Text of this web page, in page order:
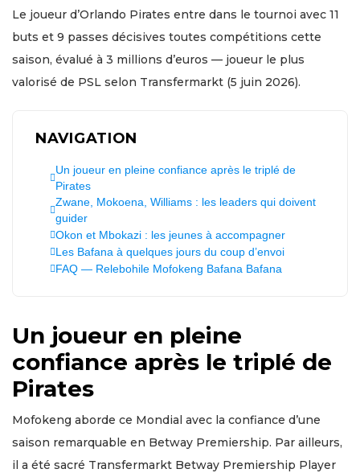
Le joueur d’Orlando Pirates entre dans le tournoi avec 11
buts et 9 passes décisives toutes compétitions cette
saison, évalué à 3 millions d’euros — joueur le plus
valorisé de PSL selon Transfermarkt (5 juin 2026).
NAVIGATION
Un joueur en pleine confiance après le triplé de
Pirates
Zwane, Mokoena, Williams : les leaders qui doivent
guider
Okon et Mbokazi : les jeunes à accompagner
Les Bafana à quelques jours du coup d’envoi
FAQ — Relebohile Mofokeng Bafana Bafana
Un joueur en pleine
confiance après le triplé de
Pirates
Mofokeng aborde ce Mondial avec la confiance d’une
saison remarquable en Betway Premiership. Par ailleurs,
il a été sacré Transfermarkt Betway Premiership Player